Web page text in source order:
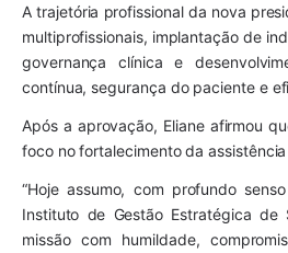
A trajetória profissional da nova
multiprofissionais, implantação de
governança clínica e
contínua, segurança do paciente e
Após a aprovação, Eliane afirmou
foco no fortalecimento da
“Hoje assumo, com profundo
Instituto de Gestão Estratégica de
missão com humildade,